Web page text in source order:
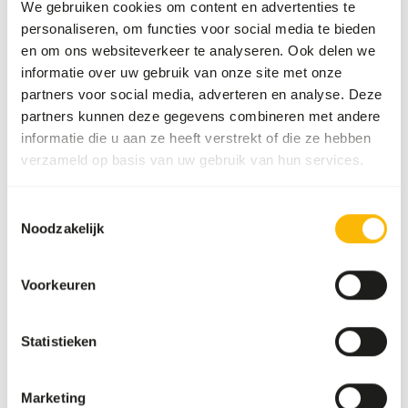
We gebruiken cookies om content en advertenties te
personaliseren, om functies voor social media te bieden
en om ons websiteverkeer te analyseren. Ook delen we
informatie over uw gebruik van onze site met onze
partners voor social media, adverteren en analyse. Deze
partners kunnen deze gegevens combineren met andere
informatie die u aan ze heeft verstrekt of die ze hebben
verzameld op basis van uw gebruik van hun services.
Noodzakelijk
Voorkeuren
Statistieken
Marketing
feeder insects such as crickets, cockroaches, and
mealworms. • Fed to insects in order to increase levels of
nutrients in the gutt-fill. • Contains multiple sources of
omega-3 fatty acids. • High level of calcium balances the
calcium to phosphorus ratio of the insects. •
Supplemented with all essential vitamins and minerals. •
Contains multiple sources of color enhancing ingredients
reptiles, amphibians and birds.
Productsheet